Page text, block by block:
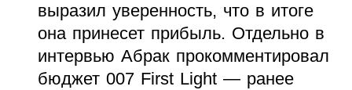
выразил уверенность, что в итоге
она принесет прибыль. Отдельно в
интервью Абрак прокомментировал
бюджет 007 First Light — ранее